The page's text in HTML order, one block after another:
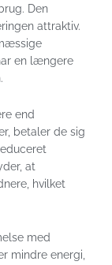
Den
attraktiv.
en længere
end
betaler de sig
at
hvilket
med
mindre energi,